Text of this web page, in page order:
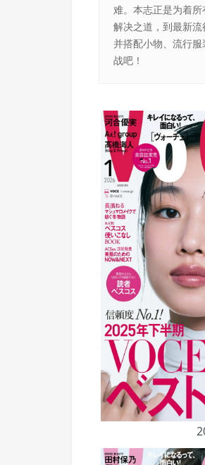
难。本志正是为着
解决之道，到最新
并搭配小物、流行
战吧！